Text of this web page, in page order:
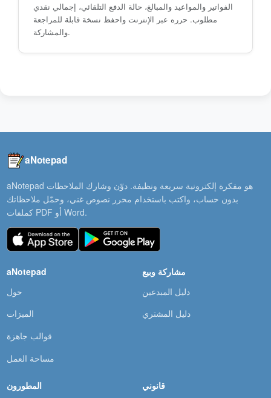
الفواتير والمواعيد والمبالغ، حالة الدفع التلقائي، إجمالي نقدي
مطلوب. حرره عبر الإنترنت واحفظ نسخة قابلة للمراجعة
والمشاركة.
aNotepad
aNotepad هو مفكرة إلكترونية سريعة ونظيفة. دوّن وشارك الملاحظات
بدون حساب، واكتب باستخدام محرر نصوص غني، وحمّل ملاحظاتك
كملفات PDF أو Word.
aNotepad
حول
الميزات
قوالب جاهزة
مساحة العمل
مشاركة وبيع
دليل المبدعين
دليل المشتري
المطورون قانوني